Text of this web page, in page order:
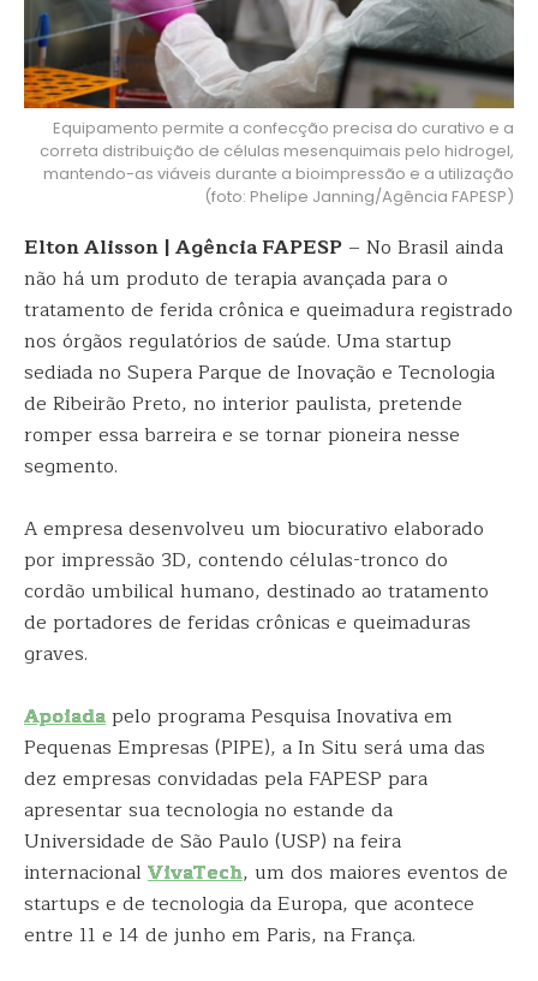
Equipamento permite a confecção precisa do curativo e a
correta distribuição de células mesenquimais pelo hidrogel,
mantendo-as viáveis durante a bioimpressão e a utilização
(foto: Phelipe Janning/Agência FAPESP)
Elton Alisson | Agência FAPESP – No Brasil ainda
não há um produto de terapia avançada para o
tratamento de ferida crônica e queimadura registrado
nos órgãos regulatórios de saúde. Uma startup
sediada no Supera Parque de Inovação e Tecnologia
de Ribeirão Preto, no interior paulista, pretende
romper essa barreira e se tornar pioneira nesse
segmento.
A empresa desenvolveu um biocurativo elaborado
por impressão 3D, contendo células-tronco do
cordão umbilical humano, destinado ao tratamento
de portadores de feridas crônicas e queimaduras
graves.
Apoiadapelo programa Pesquisa Inovativa em
Pequenas Empresas (PIPE), a In Situ será uma das
dez empresas convidadas pela FAPESP para
apresentar sua tecnologia no estande da
Universidade de São Paulo (USP) na feira
internacional VivaTech, um dos maiores eventos de
startups e de tecnologia da Europa, que acontece
entre 11 e 14 de junho em Paris, na França.